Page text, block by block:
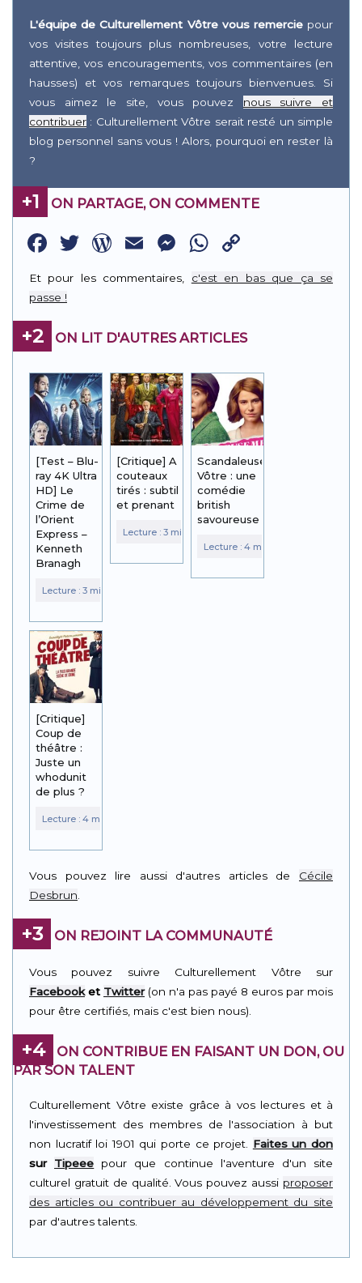
L'équipe de Culturellement Vôtre vous remerciepour
vos visites toujours plus nombreuses, votre lecture
attentive, vos encouragements, vos commentaires (en
hausses) et vos remarques toujours bienvenues. Si
vous aimez le site, vous pouvez nous suivre et
contribuer : Culturellement Vôtre serait resté un simple
blog personnel sans vous ! Alors, pourquoi en rester là
?
+1 ON PARTAGE, ON COMMENTE
Facebook
Twitter
WordPress
EmailMessenger
WhatsApp
Link
Et pour les commentaires, c'est en bas que ça se
passe !
+2 ON LIT D'AUTRES ARTICLES
[Test – Blu-
ray 4K Ultra
HD] Le
Crime de
l’Orient
Express –
Kenneth
Branagh
[Critique] A
couteaux
tirés : subtil
et prenant
Scandaleusement
Vôtre : une
comédie
british
savoureuse
[Critique]
Coup de
théâtre :
Juste un
whodunit
de plus ?
Vous pouvez lire aussi d'autres articles de Cécile
Desbrun
+3 ON REJOINT LA COMMUNAUTÉ
Vous pouvez suivre Culturellement Vôtre sur
Facebooket Twitter(on n'a pas payé 8 euros par mois
pour être certifiés, mais c'est bien nous).
+4
ON CONTRIBUE EN FAISANT UN DON, OU
PAR SON TALENT
Culturellement Vôtre existe grâce à vos lectures et à
l'investissement des membres de l'association à but
non lucratif loi 1901 qui porte ce projet. Faites un don
sur Tipeee pour que continue l'aventure d'un site
culturel gratuit de qualité. Vous pouvez aussi proposer
des articles ou contribuer au développement du site
par d'autres talents.